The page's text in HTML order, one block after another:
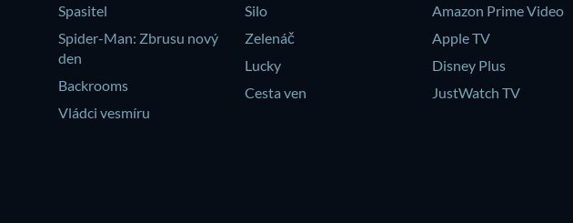
Spasitel
Spider-Man: Zbrusu nový
den
Backrooms
Vládci vesmíru
Silo
Zelenáč
Lucky
Cesta ven
Amazon Prime Video
Apple TV
Disney Plus
JustWatch TV